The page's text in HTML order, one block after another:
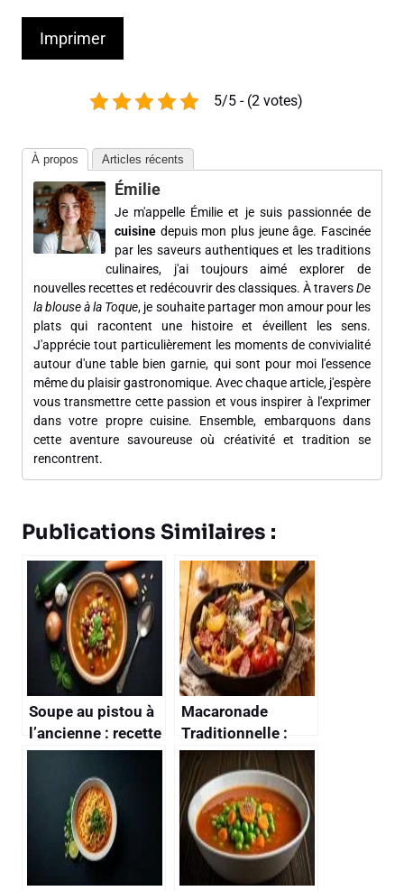
Imprimer
5/5 - (2 votes)
À propos Articles récents
Émilie
Je m'appelle Émilie et je suis passionnée de
cuisine depuis mon plus jeune âge. Fascinée
par les saveurs authentiques et les traditions
culinaires, j'ai toujours aimé explorer de
nouvelles recettes et redécouvrir des classiques. À traversDe
la blouse à la Toque, je souhaite partager mon amour pour les
plats qui racontent une histoire et éveillent les sens.
J'apprécie tout particulièrement les moments de convivialité
autour d'une table bien garnie, qui sont pour moi l'essence
même du plaisir gastronomique. Avec chaque article, j'espère
vous transmettre cette passion et vous inspirer à l'exprimer
dans votre propre cuisine. Ensemble, embarquons dans
cette aventure savoureuse où créativité et tradition se
rencontrent.
Publications Similaires :
Soupe au pistou à
l’ancienne : recette
traditionnelle
savoureuse
Macaronade
Traditionnelle :
recette
Authentique et
Savoureuse